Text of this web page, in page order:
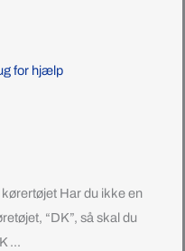
Har du ikke en
“DK”, så skal du
...